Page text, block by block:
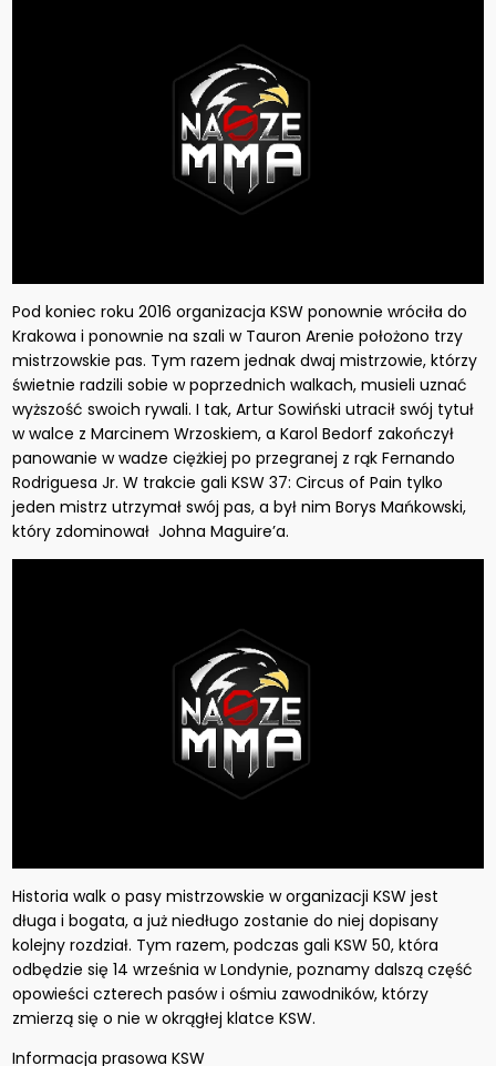
Pod koniec roku 2016 organizacja KSW ponownie wróciła do
Krakowa i ponownie na szali w Tauron Arenie położono trzy
mistrzowskie pas. Tym razem jednak dwaj mistrzowie, którzy
świetnie radzili sobie w poprzednich walkach, musieli uznać
wyższość swoich rywali. I tak, Artur Sowiński utracił swój tytuł
w walce z Marcinem Wrzoskiem, a Karol Bedorf zakończył
panowanie w wadze ciężkiej po przegranej z rąk Fernando
Rodriguesa Jr. W trakcie gali KSW 37: Circus of Pain tylko
jeden mistrz utrzymał swój pas, a był nim Borys Mańkowski,
który zdominował Johna Maguire’a.
Historia walk o pasy mistrzowskie w organizacji KSW jest
długa i bogata, a już niedługo zostanie do niej dopisany
kolejny rozdział. Tym razem, podczas gali KSW 50, która
odbędzie się 14 września w Londynie, poznamy dalszą część
opowieści czterech pasów i ośmiu zawodników, którzy
zmierzą się o nie w okrągłej klatce KSW.
Informacja prasowa KSW